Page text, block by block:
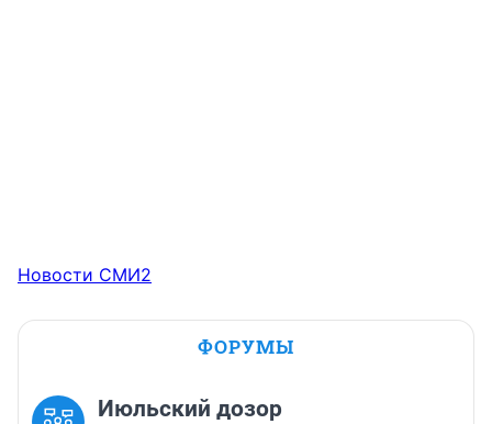
Новости СМИ2
ФОРУМЫ
Июльский дозор